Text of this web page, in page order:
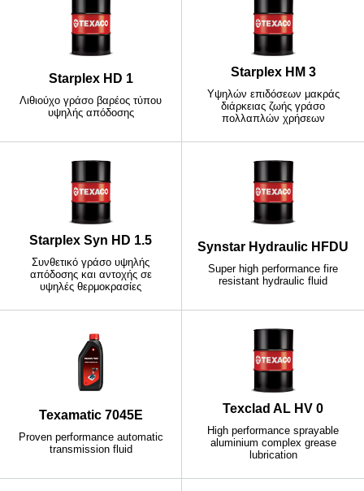
Starplex HD 1
Λιθιούχο γράσο βαρέος τύπου
υψηλής απόδοσης
Starplex HM 3
Υψηλών επιδόσεων μακράς
διάρκειας ζωής γράσο
πολλαπλών χρήσεων
Starplex Syn HD 1.5
Συνθετικό γράσο υψηλής
απόδοσης και αντοχής σε
υψηλές θερμοκρασίες
Synstar Hydraulic HFDU
Super high performance fire
resistant hydraulic fluid
Texamatic 7045E
Proven performance automatic
transmission fluid
Texclad AL HV 0
High performance sprayable
aluminium complex grease
lubrication